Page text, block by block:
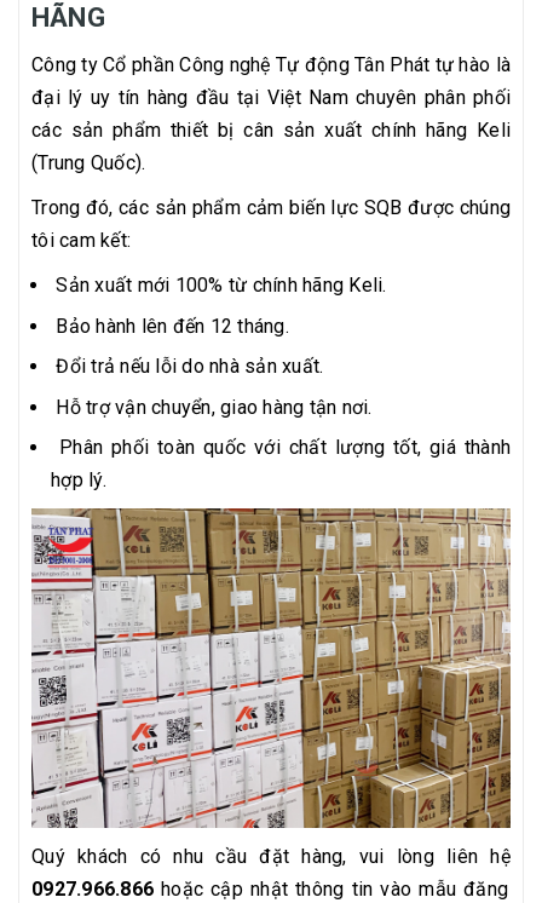
HÃNG
Công ty Cổ phần Công nghệ Tự động Tân Phát tự hào là
đại lý uy tín hàng đầu tại Việt Nam chuyên phân phối
các sản phẩm thiết bị cân sản xuất chính hãng Keli
(Trung Quốc).
Trong đó, các sản phẩm cảm biến lực SQB được chúng
tôi cam kết:
Sản xuất mới 100% từ chính hãng Keli.
Bảo hành lên đến 12 tháng.
Đổi trả nếu lỗi do nhà sản xuất.
Hỗ trợ vận chuyển, giao hàng tận nơi.
Phân phối toàn quốc với chất lượng tốt, giá thành
hợp lý.
Quý khách có nhu cầu đặt hàng, vui lòng liên hệ
0927.966.866 hoặc cập nhật thông tin vào mẫu đăng